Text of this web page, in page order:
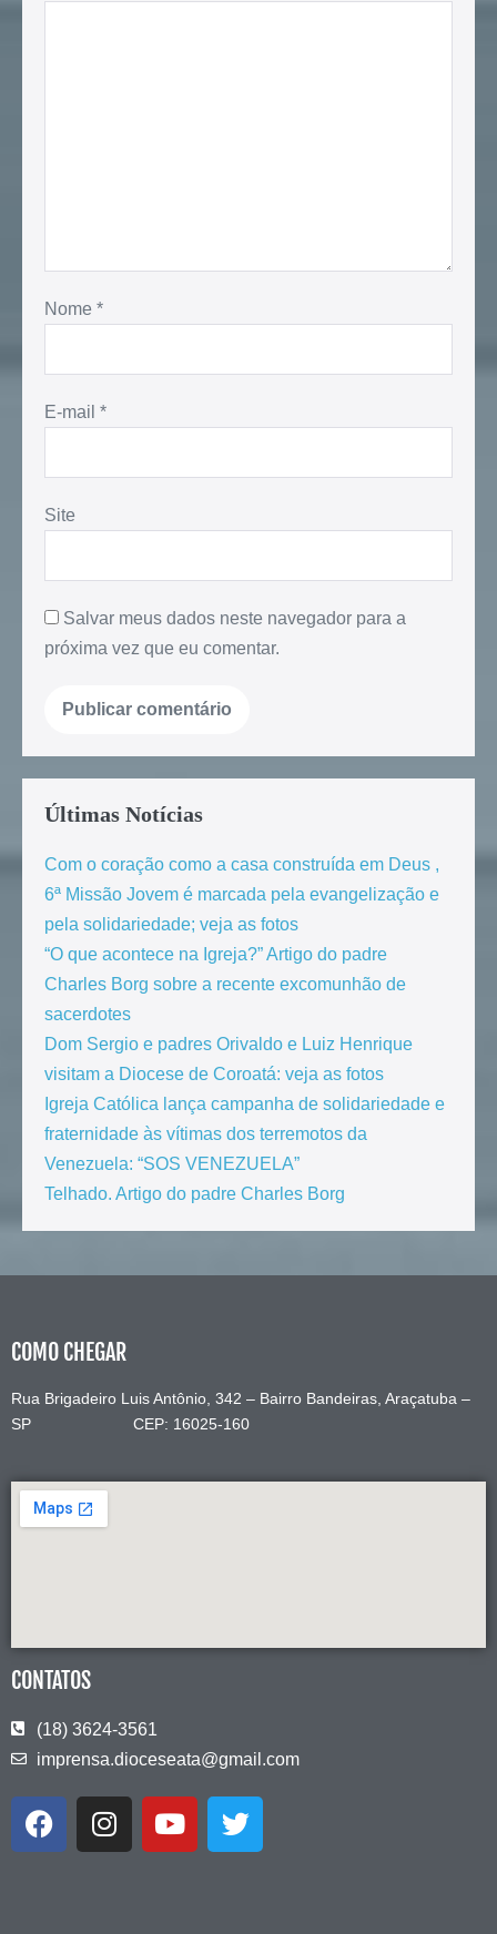
Nome *
E-mail *
Site
Salvar meus dados neste navegador para a
próxima vez que eu comentar.
Últimas Notícias
Com o coração como a casa construída em Deus ,
6ª Missão Jovem é marcada pela evangelização e
pela solidariedade; veja as fotos
“O que acontece na Igreja?” Artigo do padre
Charles Borg sobre a recente excomunhão de
sacerdotes
Dom Sergio e padres Orivaldo e Luiz Henrique
visitam a Diocese de Coroatá: veja as fotos
Igreja Católica lança campanha de solidariedade e
fraternidade às vítimas dos terremotos da
Venezuela: “SOS VENEZUELA”
Telhado. Artigo do padre Charles Borg
COMO CHEGAR
Rua Brigadeiro Luis Antônio, 342 – Bairro Bandeiras, Araçatuba –
SP CEP: 16025-160
CONTATOS
(18) 3624-3561
imprensa.dioceseata@gmail.com